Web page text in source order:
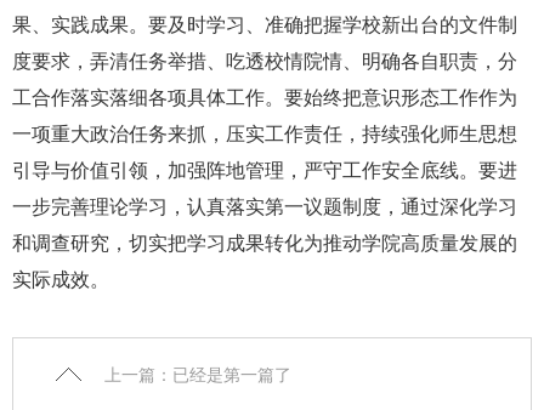
果、实践成果。要及时学习、准确把握学校新出台的文件制
度要求，弄清任务举措、吃透校情院情、明确各自职责，分
工合作落实落细各项具体工作。要始终把意识形态工作作为
一项重大政治任务来抓，压实工作责任，持续强化师生思想
引导与价值引领，加强阵地管理，严守工作安全底线。要进
一步完善理论学习，认真落实第一议题制度，通过深化学习
和调查研究，切实把学习成果转化为推动学院高质量发展的
实际成效。
上一篇：已经是第一篇了